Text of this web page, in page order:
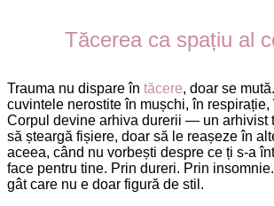
Tăcerea ca spațiu al
Trauma nu dispare în tăcere, doar se
cuvintele nerostite în mușchi, în respirație,
Corpul devine arhiva durerii — un arhivist
să șteargă fișiere, doar să le reașeze în
aceea, când nu vorbești despre ce ți s-a
face pentru tine. Prin dureri. Prin
gât care nu e doar figură de stil.